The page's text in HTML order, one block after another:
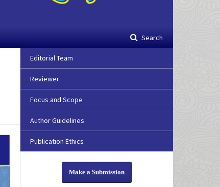
Search
Editorial Team
Reviewer
Focus and Scope
Author Guidelines
Publication Ethics
Make a Submission